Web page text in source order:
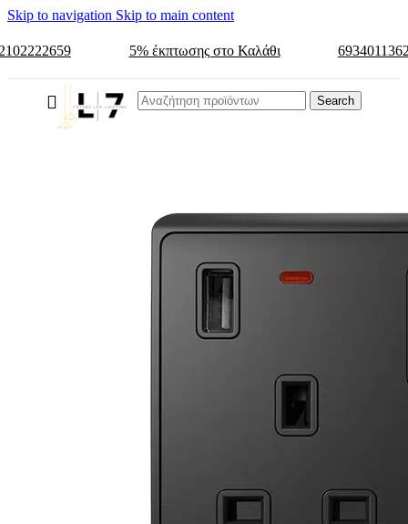
Skip to navigation Skip to main content
5% έκπτωσης στο Καλάθι
Search